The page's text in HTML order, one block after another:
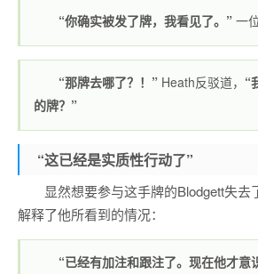
“你确实被发了牌，我看见了。” 一
“那牌去哪了？！” Heath反驳道， “
的牌？”
“这已经是实质性行动了”
显然想要参与这手牌的Blodgett失去
解释了他所看到的情况：
“已经有加注和跟注了。现在他才意